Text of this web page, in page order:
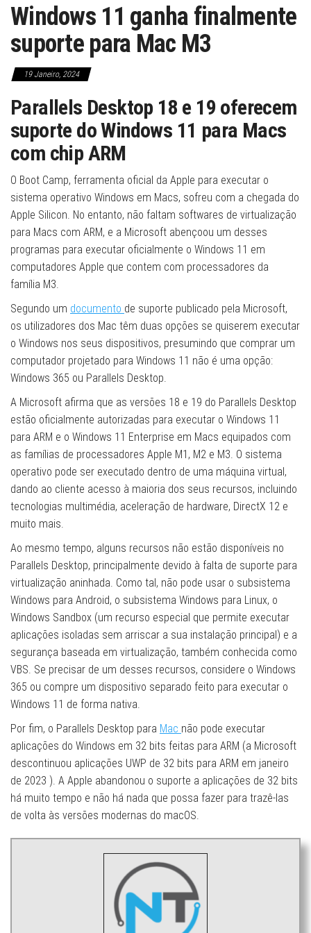
Windows 11 ganha finalmente
suporte para Mac M3
19 Janeiro, 2024
Parallels Desktop 18 e 19 oferecem
suporte do Windows 11 para Macs
com chip ARM
O Boot Camp, ferramenta oficial da Apple para executar o
sistema operativo Windows em Macs, sofreu com a chegada do
Apple Silicon. No entanto, não faltam softwares de virtualização
para Macs com ARM, e a Microsoft abençoou um desses
programas para executar oficialmente o Windows 11 em
computadores Apple que contem com processadores da
família M3.
Segundo um documento de suporte publicado pela Microsoft,
os utilizadores dos Mac têm duas opções se quiserem executar
o Windows nos seus dispositivos, presumindo que comprar um
computador projetado para Windows 11 não é uma opção:
Windows 365 ou Parallels Desktop.
A Microsoft afirma que as versões 18 e 19 do Parallels Desktop
estão oficialmente autorizadas para executar o Windows 11
para ARM e o Windows 11 Enterprise em Macs equipados com
as famílias de processadores Apple M1, M2 e M3. O sistema
operativo pode ser executado dentro de uma máquina virtual,
dando ao cliente acesso à maioria dos seus recursos, incluindo
tecnologias multimédia, aceleração de hardware, DirectX 12 e
muito mais.
Ao mesmo tempo, alguns recursos não estão disponíveis no
Parallels Desktop, principalmente devido à falta de suporte para
virtualização aninhada. Como tal, não pode usar o subsistema
Windows para Android, o subsistema Windows para Linux, o
Windows Sandbox (um recurso especial que permite executar
aplicações isoladas sem arriscar a sua instalação principal) e a
segurança baseada em virtualização, também conhecida como
VBS. Se precisar de um desses recursos, considere o Windows
365 ou compre um dispositivo separado feito para executar o
Windows 11 de forma nativa.
Por fim, o Parallels Desktop para Mac não pode executar
aplicações do Windows em 32 bits feitas para ARM (a Microsoft
descontinuou aplicações UWP de 32 bits para ARM em janeiro
de 2023 ). A Apple abandonou o suporte a aplicações de 32 bits
há muito tempo e não há nada que possa fazer para trazê-las
de volta às versões modernas do macOS.